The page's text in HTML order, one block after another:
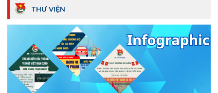
THƯ VIỆN